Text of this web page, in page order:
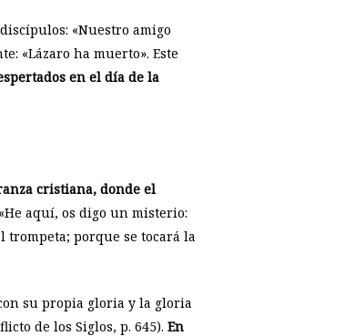
«Nuestro amigo
«Lázaro ha muerto». Este
en el día de la
cristiana, donde el
aquí, os digo un misterio:
trompeta; porque se tocará la
su propia gloria y la gloria
de los Siglos, p. 645). En